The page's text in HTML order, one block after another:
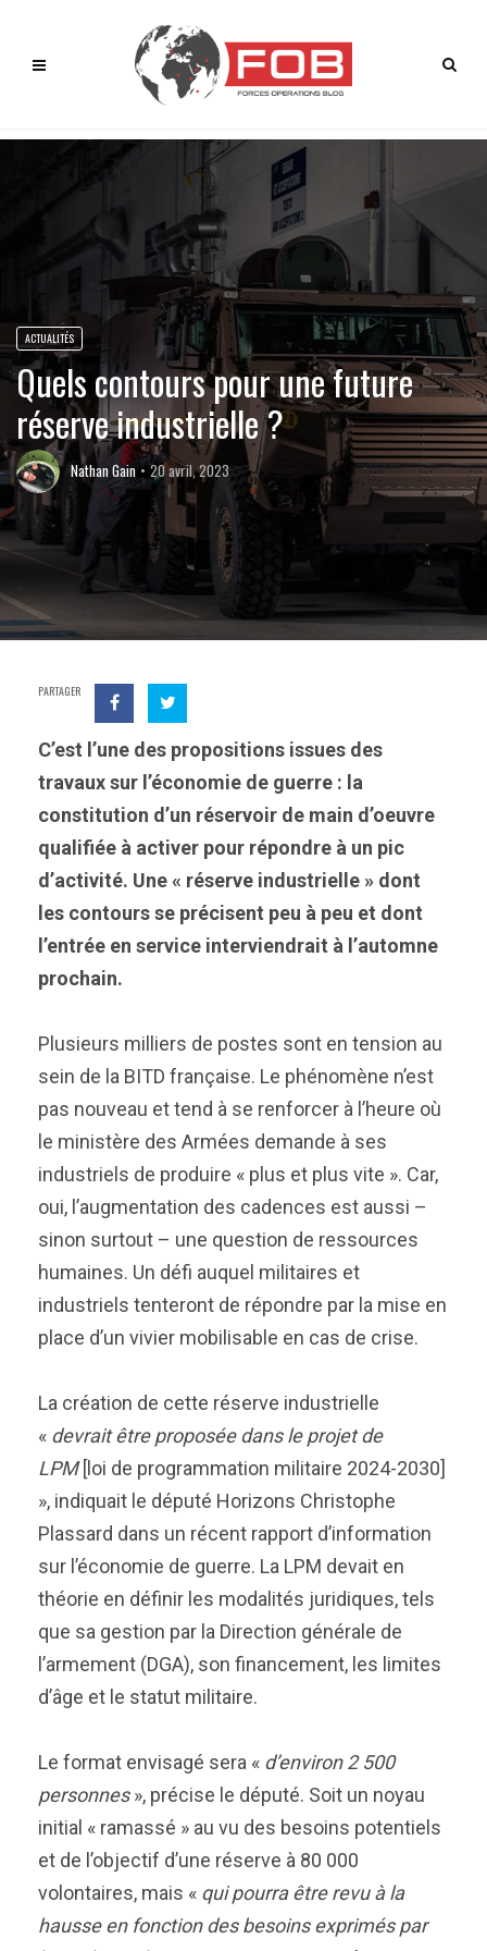
ACTUALITÉS
Quels contours pour une future
réserve industrielle ?
Nathan Gain 20 avril, 2023
PARTAGER
C’est l’une des propositions issues des
travaux sur l’économie de guerre : la
constitution d’un réservoir de main d’oeuvre
qualifiée à activer pour répondre à un pic
d’activité. Une « réserve industrielle » dont
les contours se précisent peu à peu et dont
l’entrée en service interviendrait à l’automne
prochain.
Plusieurs milliers de postes sont en tension au
sein de la BITD française. Le phénomène n’est
pas nouveau et tend à se renforcer à l’heure où
le ministère des Armées demande à ses
industriels de produire « plus et plus vite ». Car,
oui, l’augmentation des cadences est aussi –
sinon surtout – une question de ressources
humaines. Un défi auquel militaires et
industriels tenteront de répondre par la mise en
place d’un vivier mobilisable en cas de crise.
La création de cette réserve industrielle
« devrait être proposée dans le projet de
LPM[loi de programmation militaire 2024-2030]
», indiquait le député Horizons Christophe
Plassard dans un récent rapport d’information
sur l’économie de guerre. La LPM devait en
théorie en définir les modalités juridiques, tels
que sa gestion par la Direction générale de
l’armement (DGA), son financement, les limites
d’âge et le statut militaire.
Le format envisagé sera « d’environ 2 500
personnes», précise le député. Soit un noyau
initial « ramassé » au vu des besoins potentiels
et de l’objectif d’une réserve à 80 000
volontaires, mais « qui pourra être revu à la
hausse en fonction des besoins exprimés par